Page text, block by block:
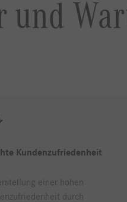
und
Kundenzufriedenheit
einer hohen
durch